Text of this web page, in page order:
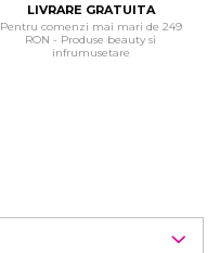
LIVRARE GRATUITA
Pentru comenzi mai mari de 249
RON - Produse beauty si
infrumusetare